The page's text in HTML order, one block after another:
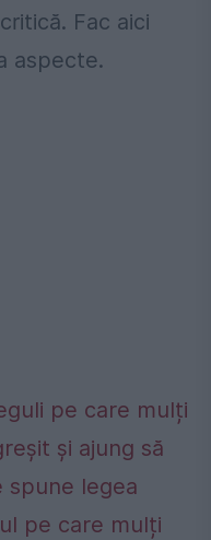
Fac aici
aspecte.
pe care mulți
și ajung să
spune legea
pe care mulți